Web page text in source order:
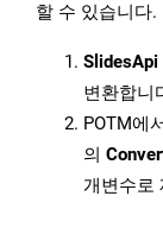
할 수 있습니다.
SlidesApi
변환합니
POTM에
의
개변수로